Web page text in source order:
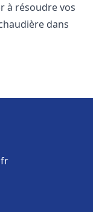
à résoudre vos
dans